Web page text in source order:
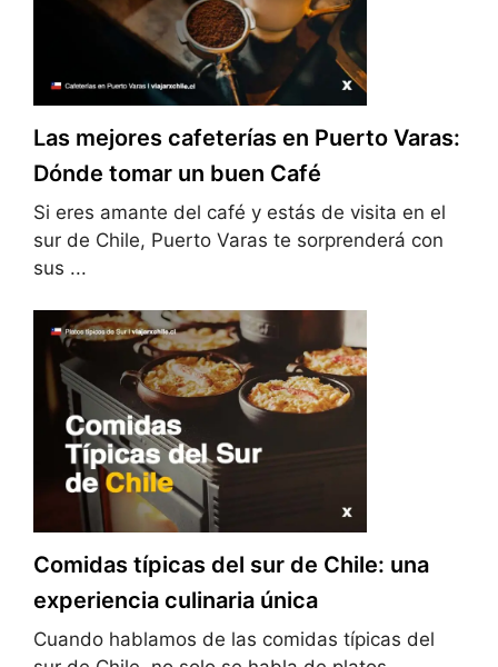
Las mejores cafeterías en Puerto Varas:
Dónde tomar un buen Café
Si eres amante del café y estás de visita en el
sur de Chile, Puerto Varas te sorprenderá con
sus ...
Comidas típicas del sur de Chile: una
experiencia culinaria única
Cuando hablamos de las comidas típicas del